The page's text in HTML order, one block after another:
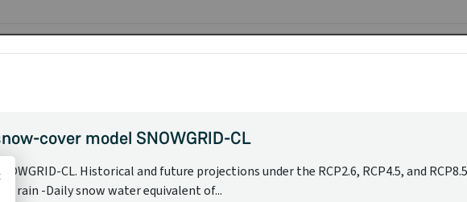
cover model SNOWGRID-CL
CL. Historical and future projections under the RCP2.6, RCP4.5, and
rain -Daily snow water equivalent of...